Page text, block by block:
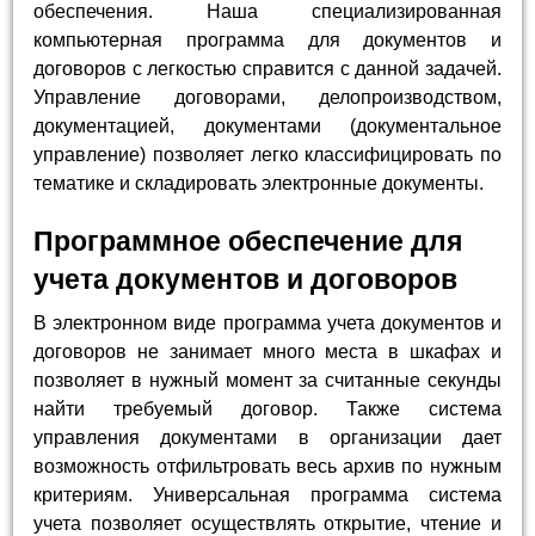
обеспечения. Наша специализированная
компьютерная программа для документов и
договоров с легкостью справится с данной задачей.
Управление договорами, делопроизводством,
документацией, документами (документальное
управление) позволяет легко классифицировать по
тематике и складировать электронные документы.
Программное обеспечение для
учета документов и договоров
В электронном виде программа учета документов и
договоров не занимает много места в шкафах и
позволяет в нужный момент за считанные секунды
найти требуемый договор. Также система
управления документами в организации дает
возможность отфильтровать весь архив по нужным
критериям. Универсальная программа система
учета позволяет осуществлять открытие, чтение и